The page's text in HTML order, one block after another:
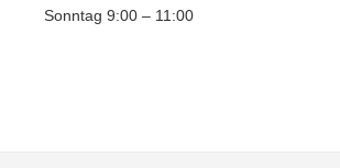
Sonntag 9:00 – 11:00